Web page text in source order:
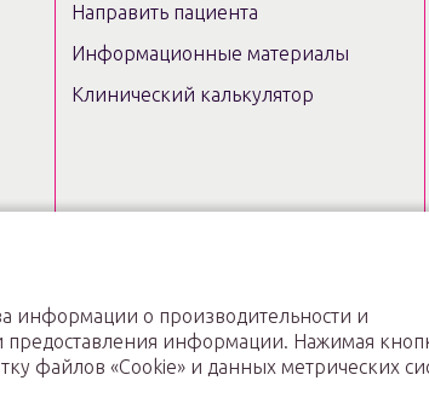
Направить пациента
Информационные материалы
Клинический калькулятор
информации о производительности и
предоставления информации. Нажимая
файлов «Cookie» и данных метрических